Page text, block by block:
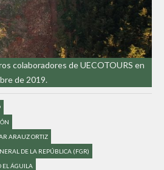
colaboradores de UECOTOURS en
de 2019.
ARAUZ ORTIZ
DE LA REPÚBLICA (FGR)
EL ÁGUILA